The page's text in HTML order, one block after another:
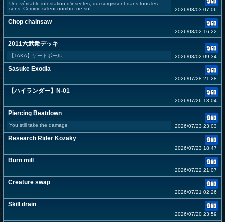
Une véritable infestation d'insectes, qui surgissent dans tous les
sens. Comme si leur nombre ne suf...
2026/08/03 07:06
Chop chainsaw
2026/08/02 16:22
2011六武衆デッキ
【TAKA】ゲートボール 2026/08/02 09:34
Sasuke Exodia
2026/07/28 21:28
【ハイランダー】N-01
2026/07/26 13:04
Piercing Beatdown
You still take the damage 2026/07/23 23:03
Research Rider Kozaky
2026/07/23 18:47
Burn mill
2026/07/22 21:07
Creature swap
2026/07/21 02:26
Skill drain
2026/07/20 23:59